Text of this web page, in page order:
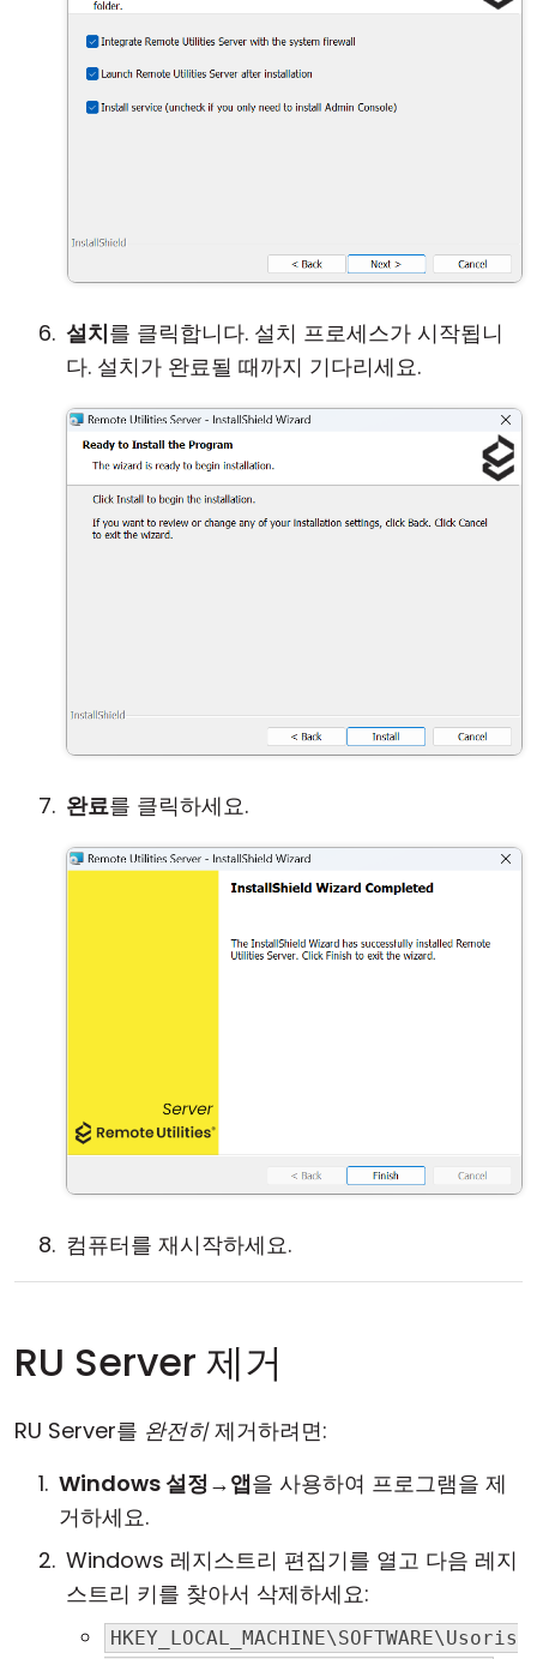
설치를 클릭합니다. 설치 프로세스가 시작됩니
다. 설치가 완료될 때까지 기다리세요.
완료를 클릭하세요.
컴퓨터를 재시작하세요.
RU Server 제거
RU Server를 완전히제거하려면:
Windows 설정 →앱을 사용하여 프로그램을 제
거하세요.
Windows 레지스트리 편집기를 열고 다음 레지
스트리 키를 찾아서 삭제하세요:
HKEY_LOCAL_MACHINE\SOFTWARE\Usoris